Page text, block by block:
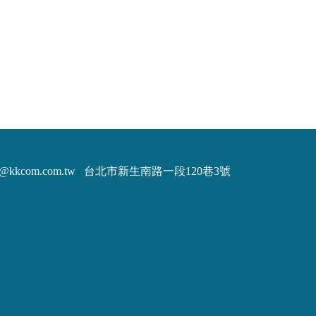
台北市新生南路一段120巷3號